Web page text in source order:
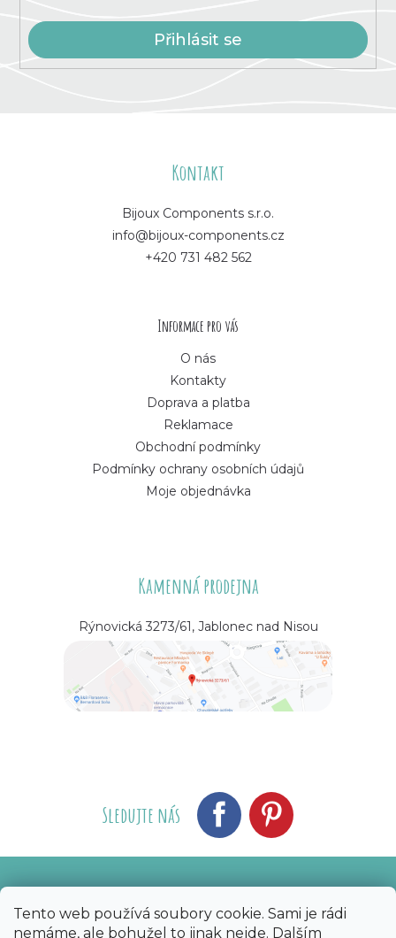
Tento web používá soubory cookie. Sami je rádi
nemáme, ale bohužel to jinak nejde. Dalším
Přihlásit se
Kontakt
Bijoux Components s.r.o.
info@bijoux-components.cz
+420 731 482 562
Informace pro vás
O nás
Kontakty
Doprava a platba
Reklamace
Obchodní podmínky
Podmínky ochrany osobních údajů
Moje objednávka
Kamenná prodejna
Rýnovická 3273/61, Jablonec nad Nisou
Sledujte nás